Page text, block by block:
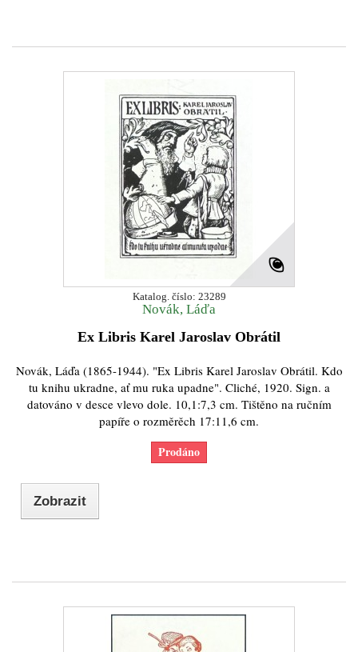
Katalog. číslo: 23289
Novák, Láďa
Ex Libris Karel Jaroslav Obrátil
Novák, Láďa (1865-1944). "Ex Libris Karel Jaroslav Obrátil. Kdo
tu knihu ukradne, ať mu ruka upadne". Cliché, 1920. Sign. a
datováno v desce vlevo dole. 10,1:7,3 cm. Tištěno na ručním
papíře o rozměrěch 17:11,6 cm.
Prodáno
Zobrazit